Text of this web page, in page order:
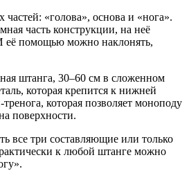
частей: «голова», основа и «нога».
часть конструкции, на неё
её помощью можно наклонять,
штанга, 30–60 см в сложенном
которая крепится к нижней
которая позволяет моноподу
поверхности.
все три составляющие или только
к любой штанге можно